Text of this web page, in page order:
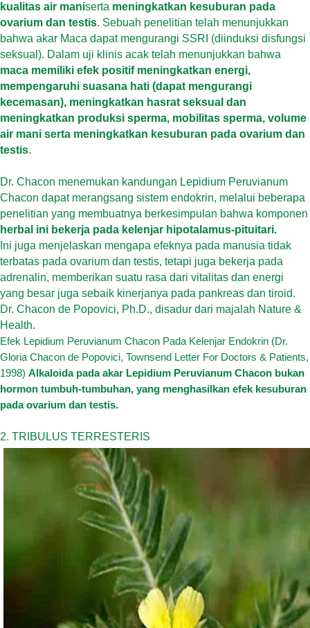
kualitas air maniserta meningkatkan kesuburan pada
ovarium dan testis. Sebuah penelitian telah menunjukkan
bahwa akar Maca dapat mengurangi SSRI (diinduksi disfungsi
seksual). Dalam uji klinis acak telah menunjukkan bahwa
maca memiliki efek positif meningkatkan energi,
mempengaruhi suasana hati (dapat mengurangi
kecemasan), meningkatkan hasrat seksual dan
meningkatkan produksi sperma, mobilitas sperma, volume
air mani serta meningkatkan kesuburan pada ovarium dan
testis.
Dr. Chacon menemukan kandungan Lepidium Peruvianum
Chacon dapat merangsang sistem endokrin, melalui beberapa
penelitian yang membuatnya berkesimpulan bahwa komponen
herbal ini bekerja pada kelenjar hipotalamus-pituitari.
Ini juga menjelaskan mengapa efeknya pada manusia tidak
terbatas pada ovarium dan testis, tetapi juga bekerja pada
adrenalin, memberikan suatu rasa dari vitalitas dan energi
yang besar juga sebaik kinerjanya pada pankreas dan tiroid.
Dr. Chacon de Popovici, Ph.D., disadur dari majalah Nature &
Health.
Efek Lepidium Peruvianum Chacon Pada Kelenjar Endokrin (Dr.
Gloria Chacon de Popovici, Townsend Letter For Doctors & Patients,
1998) Alkaloida pada akar Lepidium Peruvianum Chacon bukan
hormon tumbuh-tumbuhan, yang menghasilkan efek kesuburan
pada ovarium dan testis.
2. TRIBULUS TERRESTERIS